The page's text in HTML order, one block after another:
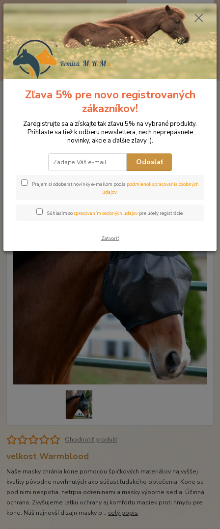
Menu
0ks
za0 €
Kozmetika pre kone Ochrana proti hmyzu
Absorbine
Ultrashield EX maska proti hmyzu s ušami WARMBLOOD
Absorbine Ultrashield EX maska
proti hmyzu s ušami
WARMBLOOD
Ohodnotiť produkt
velkost Warmblood
Naše masky chránia kone pomocou špičkových materiálov najvyššej
kvality pôvodne navrhnutých ako súčasť ľudského oblečenia. Kone sa
pod nimi nespotia, netrpia odreninami a masky výborne sedia. Účinná
ochrana. Zvyšujeme latku ochrany aj komfortu masiek proti hmyzu pre
kone. Náš najnovší dizajn masky p... celý popis
Zľava 5% pre novo registrovaných
zákazníkov!
Zaregistrujte sa a získajte tak zľavu 5% na vybrané produkty.
Prihláste sa tiež k odberu newslettera, nech neprepásnete
novinky, akcie a ďalšie zľavy :).
Odoslať
Prajem si odoberať novinky e-mailom podľa podmienok spracovania osobných
údajov.
Súhlasím sospracovaním osobných údajov pre účely registrácie.
Zatvoriť